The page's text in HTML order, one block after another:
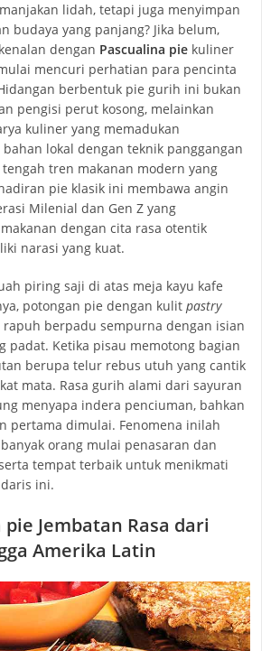
lidah, tetapi juga menyimpan
budaya yang panjang? Jika belum,
dengan Pascualina piekuliner
mencuri perhatian para pencinta
berbentuk pie gurih ini bukan
pengisi perut kosong, melainkan
kuliner yang memadukan
lokal dengan teknik panggangan
tren makanan modern yang
pie klasik ini membawa angin
Milenial dan Gen Z yang
dengan cita rasa otentik
narasi yang kuat.
piring saji di atas meja kayu kafe
potongan pie dengan kulit pastry
rapuh berpadu sempurna dengan isian
padat. Ketika pisau memotong bagian
berupa telur rebus utuh yang cantik
mata. Rasa gurih alami dari sayuran
menyapa indera penciuman, bahkan
pertama dimulai. Fenomena inilah
orang mulai penasaran dan
tempat terbaik untuk menikmati
ini.
Jembatan Rasa dari
Amerika Latin